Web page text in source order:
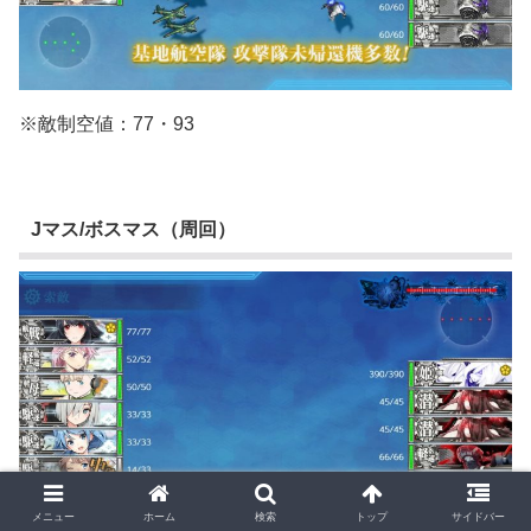
※敵制空値：77・93
Jマス/ボスマス（周回）
メニュー ホーム 検索 トップ サイドバー